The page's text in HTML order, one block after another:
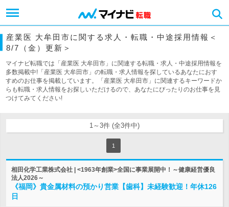
産業医 大牟田市に関する求人・転職・中途採用情報＜
8/7（金）更新＞
マイナビ転職では「産業医 大牟田市」に関連する転職・求人・中途採用情報を
多数掲載中!「産業医 大牟田市」の転職・求人情報を探しているあなたにおす
すめのお仕事を掲載しています。「産業医 大牟田市」に関連するキーワードか
らも転職・求人情報をお探しいただけるので、あなたにぴったりのお仕事を見
つけてみてください!
1～3件 (全3件中)
1
相田化学工業株式会社 | <1963年創業>全国に事業展開中！～健康経営優良
法人2026～
《福岡》貴金属材料の預かり営業【歯科】未経験歓迎！年休126
日